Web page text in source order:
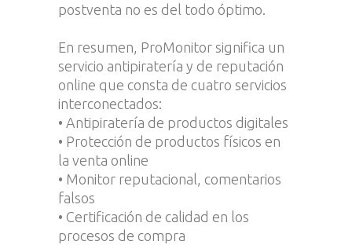
postventa no es del todo óptimo.
En resumen, ProMonitor significa un
servicio antipiratería y de reputación
online que consta de cuatro servicios
interconectados:
• Antipiratería de productos digitales
• Protección de productos físicos en
la venta online
• Monitor reputacional, comentarios
falsos
• Certificación de calidad en los
procesos de compra